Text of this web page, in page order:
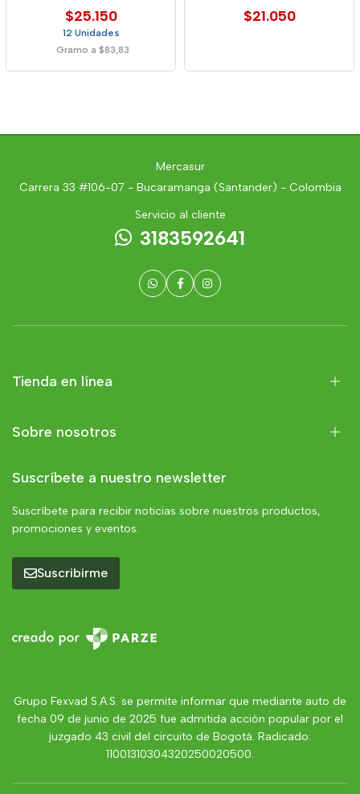
$25.150
12 Unidades
Gramo a $83,83
$21.050
Mercasur
Carrera 33 #106-07 - Bucaramanga (Santander) - Colombia
Servicio al cliente
3183592641
Tienda en línea
Sobre nosotros
Suscríbete a nuestro newsletter
Suscríbete para recibir noticias sobre nuestros productos,
promociones y eventos.
Suscribirme
Grupo Fexvad S.A.S. se permite informar que mediante auto de
fecha 09 de junio de 2025 fue admitida acción popular por el
juzgado 43 civil del circuito de Bogotá. Radicado:
11001310304320250020500.